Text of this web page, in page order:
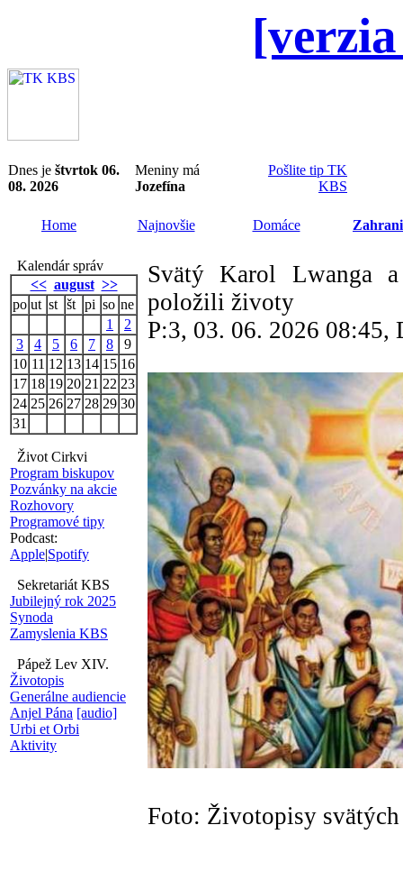
Dnes je štvrtok 06.
08. 2026
Meniny má
Jozefína
Pošlite tip TK
KBS
Home Najnovšie Domáce
Kalendár správ
<< august >>
po ut st št pi so ne
1
2
3
4 5 6 7 8
9
10 11 12 13 14 15 16
17 18 19 20 21 22 23
24 25 26 27 28 29 30
31
Život Cirkvi
Program biskupov
Pozvánky na akcie
Rozhovory
Programové tipy
Podcast:
Apple|Spotify
Sekretariát KBS
Jubilejný rok 2025
Synoda
Zamyslenia KBS
Pápež Lev XIV.
Životopis
Generálne audiencie
Anjel Pána [audio]
Urbi et Orbi
Aktivity
Svätý Karol Lwanga
položili životy
P:3, 03. 06. 2026 08:45,
Foto: Životopisy svätých